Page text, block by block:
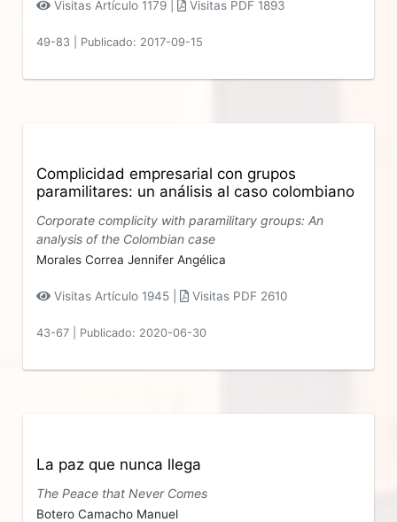
Visitas Artículo 1179 | Visitas PDF 1893
49-83 Publicado: 2017-09-15
Complicidad empresarial con grupos
paramilitares: un análisis al caso colombiano
Corporate complicity with paramilitary groups: An
analysis of the Colombian case
Morales Correa Jennifer Angélica
Visitas Artículo 1945 | Visitas PDF 2610
43-67 Publicado: 2020-06-30
La paz que nunca llega
The Peace that Never Comes
Botero Camacho Manuel